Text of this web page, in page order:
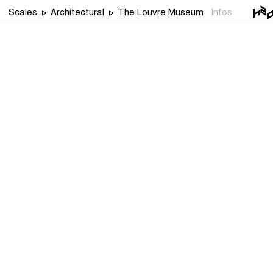
Scales Architectural The Louvre Museum Infos